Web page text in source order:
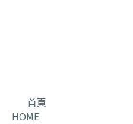
首頁
HOME